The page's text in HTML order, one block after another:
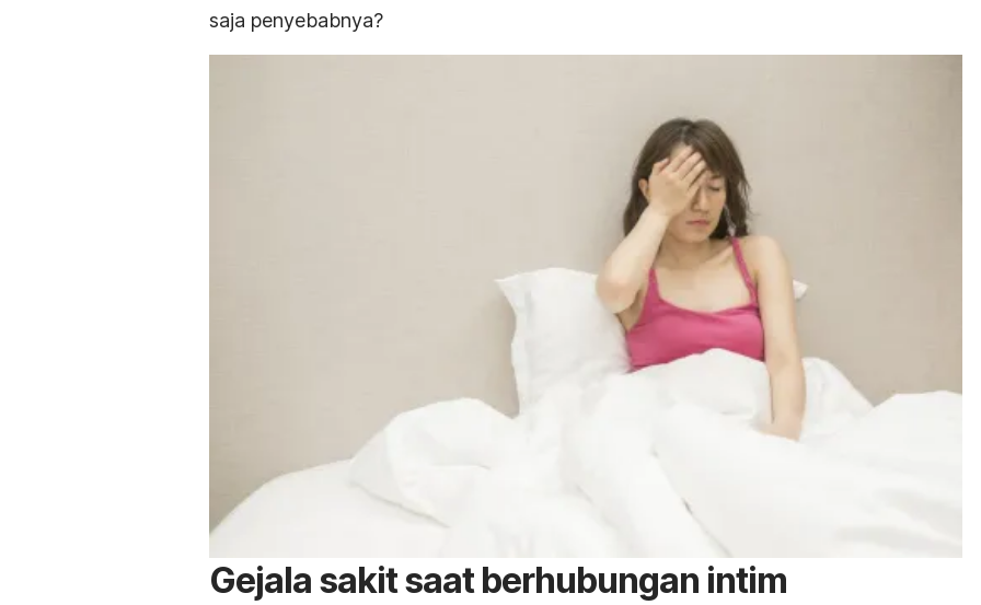
saja penyebabnya?
Gejala sakit saat berhubungan intim